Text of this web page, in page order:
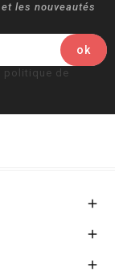
les nouveautés
politique de


